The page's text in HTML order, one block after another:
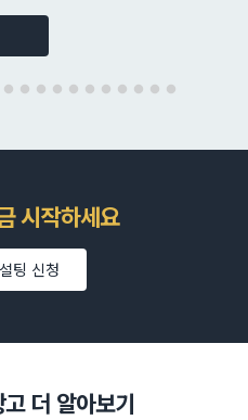
시작하세요
팅 신청
더 알아보기